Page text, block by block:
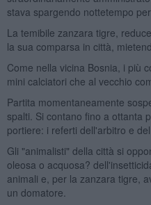
stava spargendo nottetempo
La temibile zanzara tigre,
la sua comparsa in città,
Come nella vicina Bosnia, i più
mini calciatori che al vecchio
Partita momentaneamente
spalti. Si contano fino a ottanta
portiere: i referti dell'arbitro e
Gli "animalisti" della città si
oleosa o acquosa?
animali e, per la zanzara tigre,
un domatore.